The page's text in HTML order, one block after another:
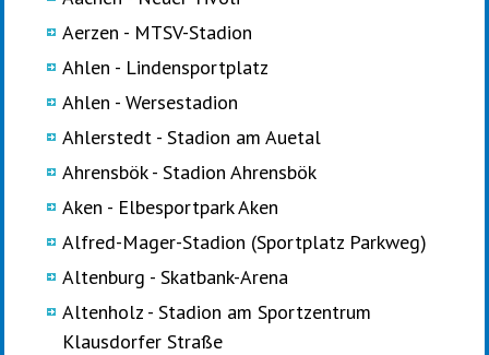
Aerzen - MTSV-Stadion
Ahlen - Lindensportplatz
Ahlen - Wersestadion
Ahlerstedt - Stadion am Auetal
Ahrensbök - Stadion Ahrensbök
Aken - Elbesportpark Aken
Alfred-Mager-Stadion (Sportplatz Parkweg)
Altenburg - Skatbank-Arena
Altenholz - Stadion am Sportzentrum
Klausdorfer Straße